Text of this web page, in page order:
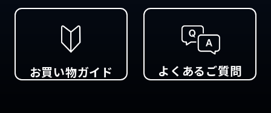
お買い物ガイド よくあるご質問